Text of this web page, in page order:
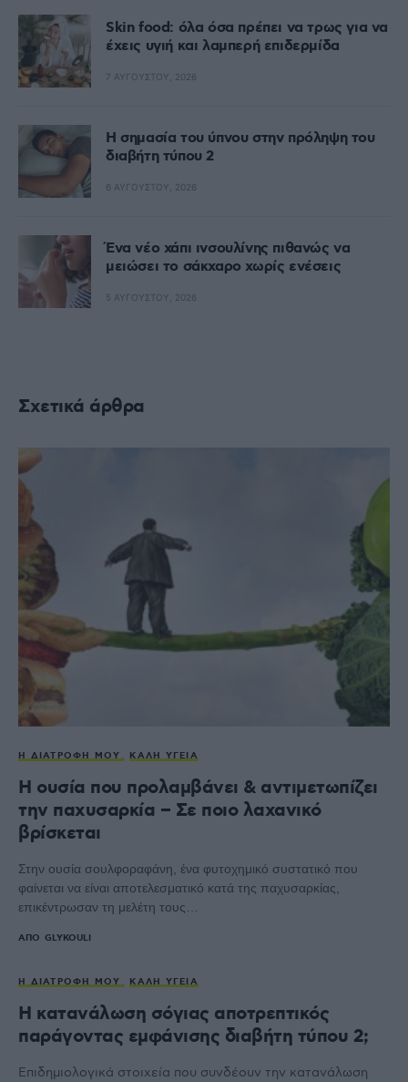
Skin food: όλα όσα πρέπει να τρως για να
έχεις υγιή και λαμπερή επιδερμίδα
7 ΑΥΓΟΎΣΤΟΥ, 2026
Η σημασία του ύπνου στην πρόληψη του
διαβήτη τύπου 2
6 ΑΥΓΟΎΣΤΟΥ, 2026
Ένα νέο χάπι ινσουλίνης πιθανώς να
μειώσει το σάκχαρο χωρίς ενέσεις
5 ΑΥΓΟΎΣΤΟΥ, 2026
Σχετικά άρθρα
Η ΔΙΑΤΡΟΦΉ ΜΟΥ ΚΑΛΉ ΥΓΕΊΑ
Η ουσία που προλαμβάνει & αντιμετωπίζει
την παχυσαρκία – Σε ποιο λαχανικό
βρίσκεται
Στην ουσία σουλφοραφάνη, ένα φυτοχημικό συστατικό που
φαίνεται να είναι αποτελεσματικό κατά της παχυσαρκίας,
επικέντρωσαν τη μελέτη τους…
ΑΠΌ GLYKOULI
Η ΔΙΑΤΡΟΦΉ ΜΟΥ ΚΑΛΉ ΥΓΕΊΑ
Η κατανάλωση σόγιας αποτρεπτικός
παράγοντας εμφάνισης διαβήτη τύπου 2;
Επιδημιολογικά στοιχεία που συνδέουν την κατανάλωση